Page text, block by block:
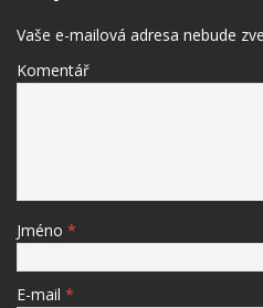
Vaše e-mailová adresa nebude
Komentář
Jméno *
E-mail *